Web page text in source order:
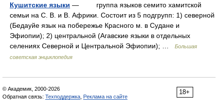
Кушитские языки — группа языков семито хамитской
семьи на С. В. и В. Африки. Состоит из 5 подгрупп: 1) северной
(Бедауйе язык на побережье Красного м. в Судане и
Эфиопии); 2) центральной (Агавские языки в отдельных
селениях Северной и Центральной Эфиопии); …
Большая
советская энциклопедия
18+
© Академик, 2000-2026
Обратная связь: Техподдержка Реклама на сайте